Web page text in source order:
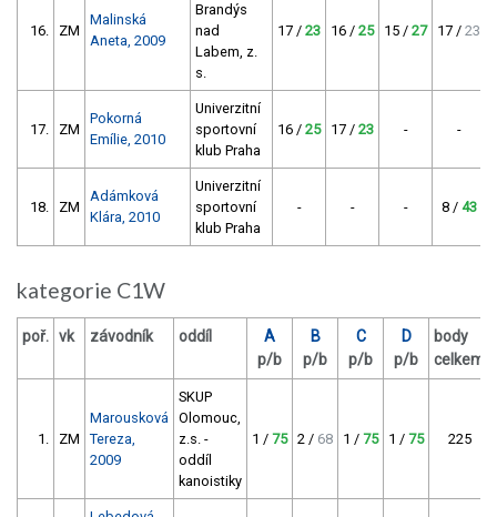
16. ZM
Malinská
Aneta, 2009
Brandýs
nad
Labem, z.
s.
17 / 23 16 / 25 15 / 27 17 / 23
17. ZM
Pokorná
Emílie, 2010
Univerzitní
sportovní
klub Praha
16 / 25 17 / 23 - -
18. ZM
Adámková
Klára, 2010
Univerzitní
sportovní
klub Praha
- - - 8 / 43
kategorie C1W
poř. vk závodník oddíl
A
p/b
B
p/b
C
p/b
D
p/b
body
celkem
1. ZM
Marousková
Tereza,
2009
SKUP
Olomouc,
z.s. -
oddíl
kanoistiky
1 / 75 2 / 68 1 / 75 1 / 75 225